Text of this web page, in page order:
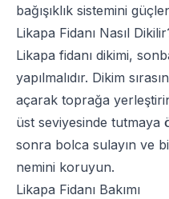
bağışıklık sistemini
Likapa Fidanı Nasıl
Likapa fidanı dikimi,
yapılmalıdır. Dikim
açarak toprağa
üst seviyesinde tutmaya
sonra bolca sulayın ve
nemini koruyun.
Likapa Fidanı Bakımı